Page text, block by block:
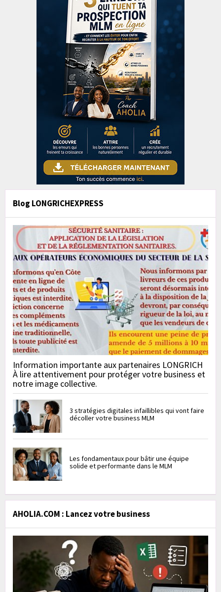
Blog LONGRICHEXPRESS
Information importante aux partenaires LONGRICH
À lire attentivement pour protéger votre business et
notre image collective.
3 stratégies digitales infaillibles qui vont faire
décoller votre business MLM
Les fondamentaux pour bâtir une équipe
solide et performante dans le MLM
AHOLIA.COM : Lancez votre business